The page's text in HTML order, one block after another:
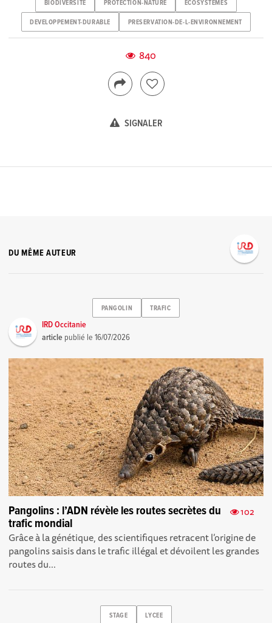
BIODIVERSITE PROTECTION-NATURE ECOSYSTEMES
DEVELOPPEMENT-DURABLE PRESERVATION-DE-L-ENVIRONNEMENT
840
SIGNALER
DU MÊME AUTEUR
PANGOLIN TRAFIC
IRD Occitanie
article publié le16/07/2026
102
Pangolins : l’ADN révèle les routes secrètes du
trafic mondial
Grâce à la génétique, des scientifiques retracent l’origine de
pangolins saisis dans le trafic illégal et dévoilent les grandes
routes du...
STAGE LYCEE